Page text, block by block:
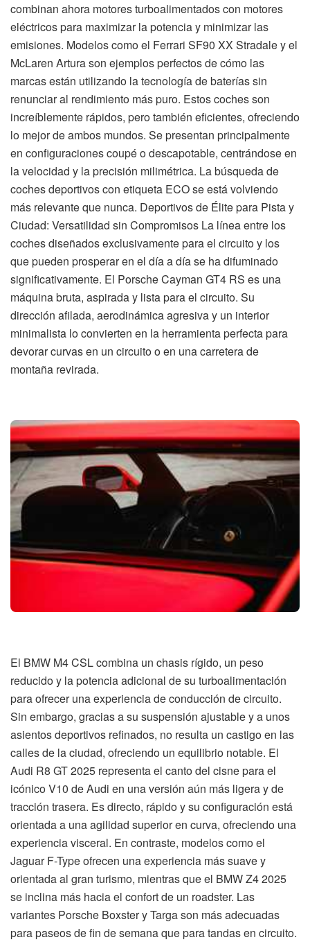
combinan ahora motores turboalimentados con motores
eléctricos para maximizar la potencia y minimizar las
emisiones. Modelos como el Ferrari SF90 XX Stradale y el
McLaren Artura son ejemplos perfectos de cómo las
marcas están utilizando la tecnología de baterías sin
renunciar al rendimiento más puro. Estos coches son
increíblemente rápidos, pero también eficientes, ofreciendo
lo mejor de ambos mundos. Se presentan principalmente
en configuraciones coupé o descapotable, centrándose en
la velocidad y la precisión milimétrica. La búsqueda de
coches deportivos con etiqueta ECO se está volviendo
más relevante que nunca. Deportivos de Élite para Pista y
Ciudad: Versatilidad sin Compromisos La línea entre los
coches diseñados exclusivamente para el circuito y los
que pueden prosperar en el día a día se ha difuminado
significativamente. El Porsche Cayman GT4 RS es una
máquina bruta, aspirada y lista para el circuito. Su
dirección afilada, aerodinámica agresiva y un interior
minimalista lo convierten en la herramienta perfecta para
devorar curvas en un circuito o en una carretera de
montaña revirada.
El BMW M4 CSL combina un chasis rígido, un peso
reducido y la potencia adicional de su turboalimentación
para ofrecer una experiencia de conducción de circuito.
Sin embargo, gracias a su suspensión ajustable y a unos
asientos deportivos refinados, no resulta un castigo en las
calles de la ciudad, ofreciendo un equilibrio notable. El
Audi R8 GT 2025 representa el canto del cisne para el
icónico V10 de Audi en una versión aún más ligera y de
tracción trasera. Es directo, rápido y su configuración está
orientada a una agilidad superior en curva, ofreciendo una
experiencia visceral. En contraste, modelos como el
Jaguar F-Type ofrecen una experiencia más suave y
orientada al gran turismo, mientras que el BMW Z4 2025
se inclina más hacia el confort de un roadster. Las
variantes Porsche Boxster y Targa son más adecuadas
para paseos de fin de semana que para tandas en circuito.